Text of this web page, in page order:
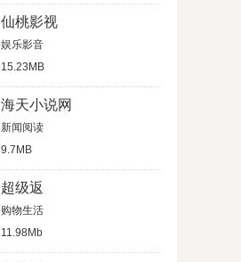
仙桃影视
娱乐影音
15.23MB
海天小说网
新闻阅读
9.7MB
超级返
购物生活
11.98Mb